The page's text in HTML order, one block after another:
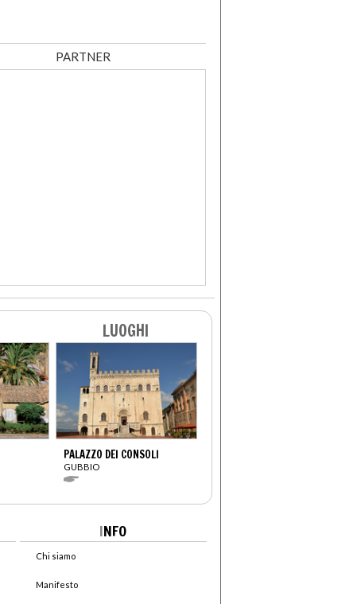
PARTNER
LUOGHI
PALAZZO DEI CONSOLI
GUBBIO
INFO
Chi siamo
Manifesto